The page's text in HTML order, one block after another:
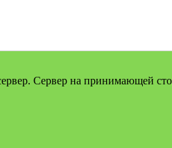
Сервер на принимающей